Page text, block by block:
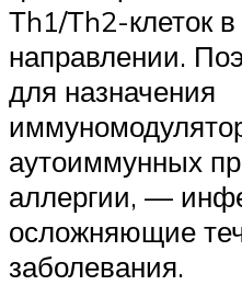
Тh1/Тh2-клеток
направлении.
для назначения
аутоиммунных
аллергии, —
осложняющие
заболевания.